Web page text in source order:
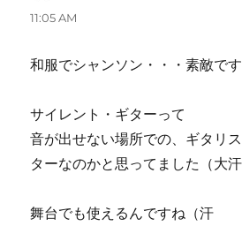
11:05 AM
和服でシャンソン・・・素敵です
サイレント・ギターって
音が出せない場所での、ギタリ
ターなのかと思ってました（大汗
舞台でも使えるんですね（汗